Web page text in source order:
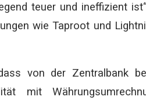
teuer und ineffizient
wie Taproot und
von der Zentralbank
mit